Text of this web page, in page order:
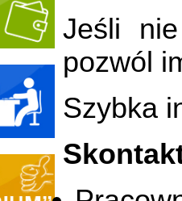
Jeśli
pozwól
Szybka